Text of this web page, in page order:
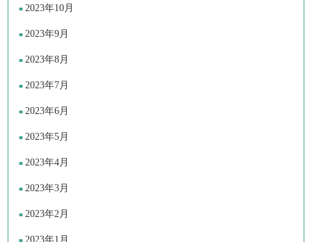
2023年10月
2023年9月
2023年8月
2023年7月
2023年6月
2023年5月
2023年4月
2023年3月
2023年2月
2023年1月